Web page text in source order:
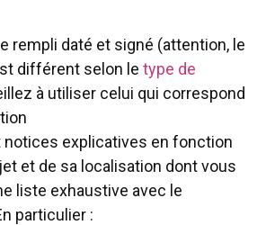
rempli daté et signé (attention, le
différent selon le type de
à utiliser celui qui correspond
notices explicatives en fonction
et de sa localisation dont vous
liste exhaustive avec le
particulier :